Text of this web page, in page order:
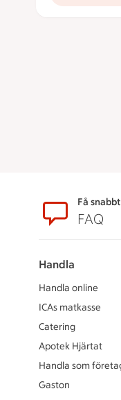
SidfotFå
FAQ
Handla
Handla online
ICAs matkasse
Catering
Apotek Hjärtat
Handla som
Gaston